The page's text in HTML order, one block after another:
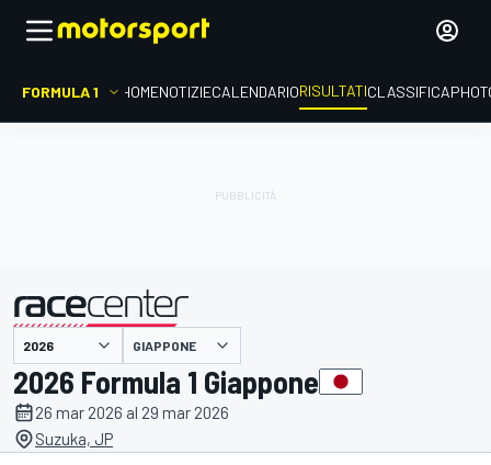
FORMULA 1 HOMENOTIZIECALENDARIORISULTATICLASSIFICA
presentato da GIAPPONE
2026 Formula 1 Giappone
26 mar 2026 al 29 mar 2026
Suzuka, JP